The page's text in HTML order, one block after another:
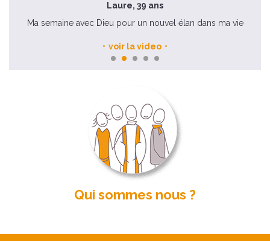
Laure, 39 ans
Ma semaine avec Dieu pour un nouvel élan dans ma vie
voir la video
Qui sommes nous ?